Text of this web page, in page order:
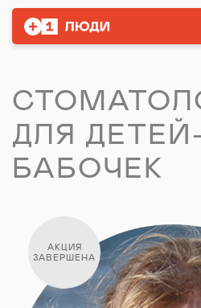
ДЛЯ ДЕТЕЙ-
БАБОЧЕК
АКЦИЯ
ЗАВЕРШЕНА